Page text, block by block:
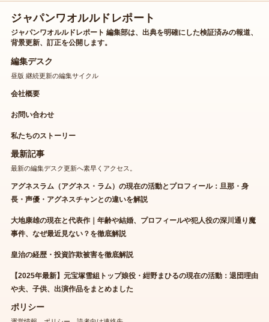
ジャパンワオルルドレポート
ジャパンワオルルドレポート 編集部は、出典を明確にした検証済みの報道、
背景更新、訂正を公開します。
編集デスク
昼版 継続更新の編集サイクル
会社概要
お問い合わせ
私たちのストーリー
最新記事
最新の編集デスク更新へ素早くアクセス。
アグネスラム（アグネス・ラム）の現在の活動とプロフィール：旦那・身
長・声優・アグネスチャンとの違いを解説
大地康雄の現在と代表作｜年齢や結婚、プロフィールや犯人役の深川通り魔
事件、なぜ最近見ない？を徹底解説
皇治の経歴・投資詐欺被害を徹底解説
【2025年最新】元宝塚雪組トップ娘役・紺野まひるの現在の活動：退団理由
や夫、子供、出演作品をまとめました
ポリシー